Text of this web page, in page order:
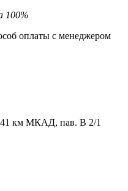
100%
оплаты с менеджером
41 км МКАД, пав. В 2/1